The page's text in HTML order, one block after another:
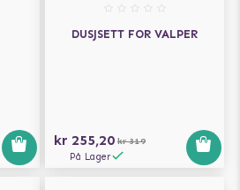
DUSJSETT FOR VALPER
kr 255,20 kr 319
På Lager